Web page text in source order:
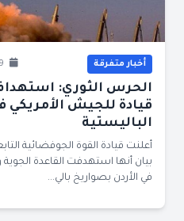
أخبار متفرقة
الحرس الثوري:
قيادة للجيش الأمريكي
الباليستية
أعلنت قيادة القوة الجوفضائية
بيان أنها استهدفت القاعدة الجوية
في الأردن بصواريخ بالي...